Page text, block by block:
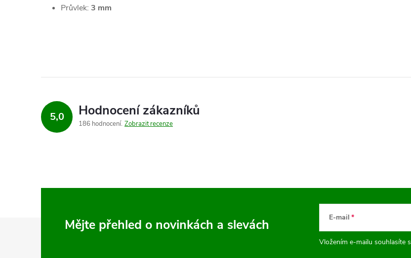
Průvlek: 3 mm
5,0 Hodnocení zákazníků
186 hodnocení Zobrazit recenze
Mějte přehled o novinkách a slevách E-mail
Vložením e-mailu souhlasíte s